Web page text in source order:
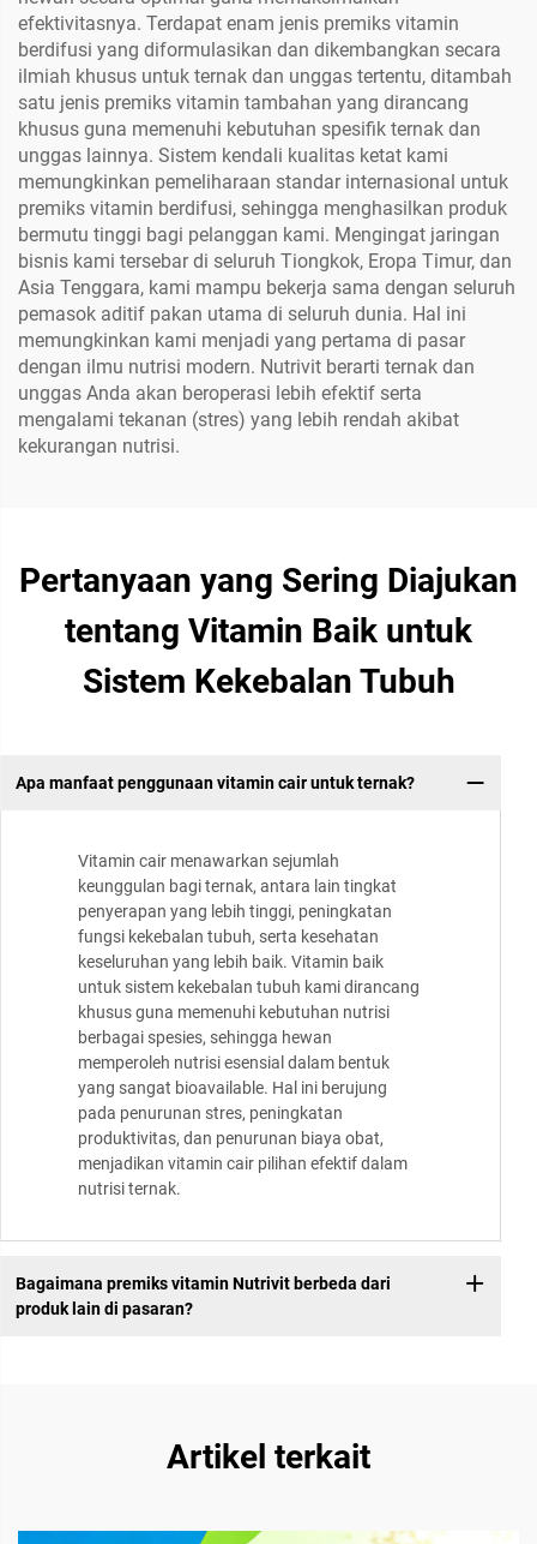
efektivitasnya. Terdapat enam jenis premiks vitamin
berdifusi yang diformulasikan dan dikembangkan secara
ilmiah khusus untuk ternak dan unggas tertentu, ditambah
satu jenis premiks vitamin tambahan yang dirancang
khusus guna memenuhi kebutuhan spesifik ternak dan
unggas lainnya. Sistem kendali kualitas ketat kami
memungkinkan pemeliharaan standar internasional untuk
premiks vitamin berdifusi, sehingga menghasilkan produk
bermutu tinggi bagi pelanggan kami. Mengingat jaringan
bisnis kami tersebar di seluruh Tiongkok, Eropa Timur, dan
Asia Tenggara, kami mampu bekerja sama dengan seluruh
pemasok aditif pakan utama di seluruh dunia. Hal ini
memungkinkan kami menjadi yang pertama di pasar
dengan ilmu nutrisi modern. Nutrivit berarti ternak dan
unggas Anda akan beroperasi lebih efektif serta
mengalami tekanan (stres) yang lebih rendah akibat
kekurangan nutrisi.
Pertanyaan yang Sering Diajukan
tentang Vitamin Baik untuk
Sistem Kekebalan Tubuh
Apa manfaat penggunaan vitamin cair untuk ternak?
Vitamin cair menawarkan sejumlah
keunggulan bagi ternak, antara lain tingkat
penyerapan yang lebih tinggi, peningkatan
fungsi kekebalan tubuh, serta kesehatan
keseluruhan yang lebih baik. Vitamin baik
untuk sistem kekebalan tubuh kami dirancang
khusus guna memenuhi kebutuhan nutrisi
berbagai spesies, sehingga hewan
memperoleh nutrisi esensial dalam bentuk
yang sangat bioavailable. Hal ini berujung
pada penurunan stres, peningkatan
produktivitas, dan penurunan biaya obat,
menjadikan vitamin cair pilihan efektif dalam
nutrisi ternak.
Bagaimana premiks vitamin Nutrivit berbeda dari
produk lain di pasaran?
Artikel terkait